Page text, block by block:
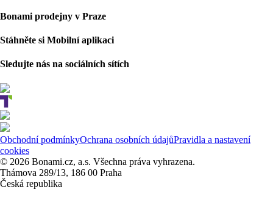
Bonami prodejny v Praze
Stáhněte si Mobilní aplikaci
Sledujte nás na sociálních sítích
Obchodní podmínkyOchrana osobních údajůPravidla a nastavení
cookies
© 2026 Bonami.cz, a.s. Všechna práva vyhrazena.
Thámova 289/13, 186 00 Praha
Česká republika